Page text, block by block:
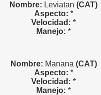
Nombre: Leviatan (CAT)
Aspecto: *
Velocidad: *
Manejo: *
Nombre: Manana (CAT)
Aspecto: *
Velocidad: *
Manejo: *